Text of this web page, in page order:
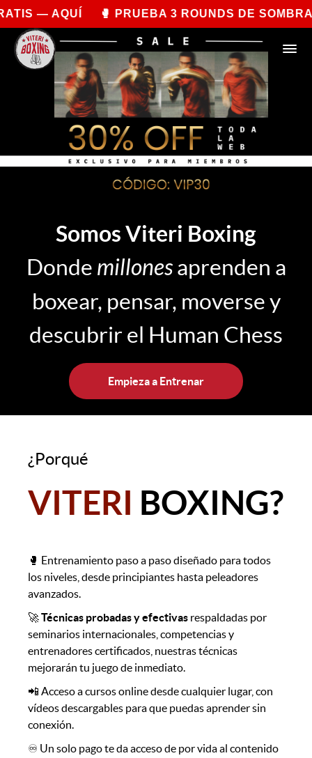
🥊 PRUEBA 3 ROUNDS DE SOMBRA
Somos Viteri Boxing
Donde millonesaprenden a
boxear, pensar, moverse y
descubrir el Human Chess
Empieza a Entrenar
¿Porqué
VITERI BOXING?
🥊 Entrenamiento paso a paso diseñado para todos
los niveles, desde principiantes hasta peleadores
avanzados.
🚀Técnicas probadas y efectivas respaldadas por
seminarios internacionales, competencias y
entrenadores certificados, nuestras técnicas
mejorarán tu juego de inmediato.
📲 Acceso a cursos online desde cualquier lugar, con
vídeos descargables para que puedas aprender sin
conexión.
♾️ Un solo pago te da acceso de por vida al contenido